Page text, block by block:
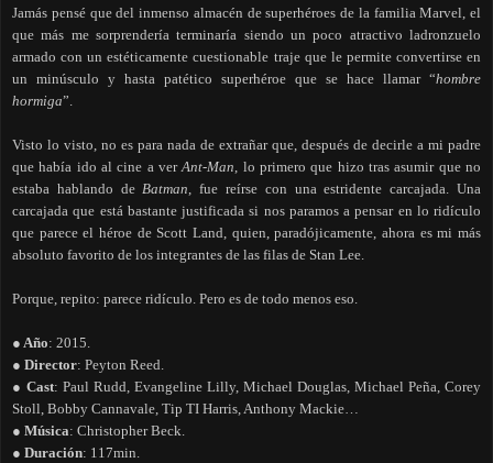
Jamás pensé que del inmenso almacén de superhéroes de la familia Marvel, el
que más me sorprendería terminaría siendo un poco atractivo ladronzuelo
armado con un estéticamente cuestionable traje que le permite convertirse en
un minúsculo y hasta patético superhéroe que se hace llamar “hombre
hormiga”.
Visto lo visto, no es para nada de extrañar que, después de decirle a mi padre
que había ido al cine a verAnt-Man, lo primero que hizo tras asumir que no
estaba hablando deBatman, fue reírse con una estridente carcajada. Una
carcajada que está bastante justificada si nos paramos a pensar en lo ridículo
que parece el héroe de Scott Land, quien, paradójicamente, ahora es mi más
absoluto favorito de los integrantes de las filas de Stan Lee.
Porque, repito: parece ridículo. Pero es de todo menos eso.
● Año: 2015.
● Director: Peyton Reed.
● Cast: Paul Rudd, Evangeline Lilly, Michael Douglas, Michael Peña, Corey
Stoll, Bobby Cannavale, Tip TI Harris, Anthony Mackie…
● Música: Christopher Beck.
● Duración: 117min.